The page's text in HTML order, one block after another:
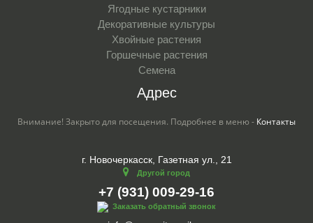
Ягодные кустарники
Декоративные культуры
Хвойные растения
Горшечные растения
Семена
Адрес
Внимание! Закрыто для посещения. Подробнее в меню - Контакты
г. Новочеркасск, Газетная ул., 21
Другой город
+7 (931) 009-29-16
Заказать обратный звонок